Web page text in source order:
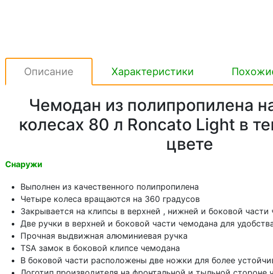
Описание Характеристики
Чемодан из полипропилена
колесах 80 л Roncato Light в
цвете
Снаружи
Выполнен из качественного полипропилена
Четыре колеса вращаются на 360 градусов
Закрывается на клипсы в верхней , нижней и боковой части
Две ручки в верхней и боковой части чемодана для
Прочная выдвижная алюминиевая ручка
TSA замок в боковой клипсе чемодана
В боковой части расположены две ножки для более